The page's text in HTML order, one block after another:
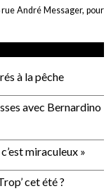
André Messager, pour
à la pêche
avec Bernardino
miraculeux »
cet été ?